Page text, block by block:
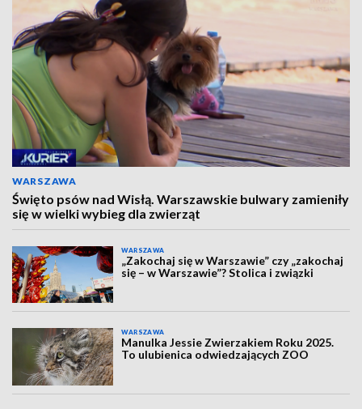
WARSZAWA
Święto psów nad Wisłą. Warszawskie bulwary zamieniły
się w wielki wybieg dla zwierząt
WARSZAWA
„Zakochaj się w Warszawie” czy „zakochaj
się – w Warszawie”? Stolica i związki
WARSZAWA
Manulka Jessie Zwierzakiem Roku 2025.
To ulubienica odwiedzających ZOO